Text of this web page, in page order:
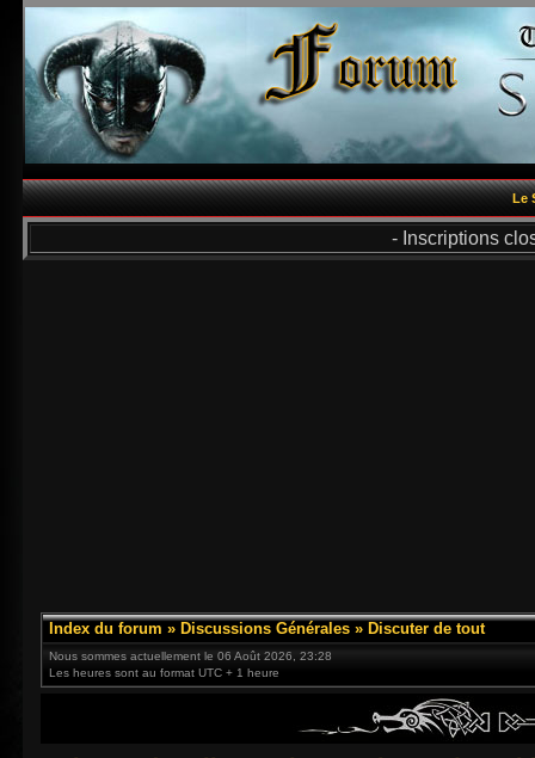
Le
- Inscriptions
Index du forum » Discussions Générales » Discuter de tout
Nous sommes actuellement le 06 Août 2026, 23:28
Les heures sont au format UTC + 1 heure